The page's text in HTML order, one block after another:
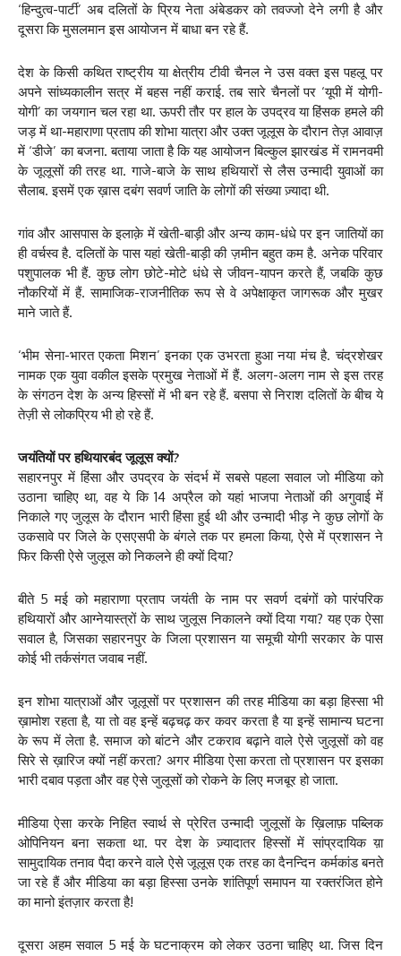
‘हिन्दुत्व-पार्टी’ अब दलितों के प्रिय नेता अंबेडकर को तवज्जो देने लगी है और
दूसरा कि मुसलमान इस आयोजन में बाधा बन रहे हैं.
देश के किसी कथित राष्ट्रीय या क्षेत्रीय टीवी चैनल ने उस वक्त इस पहलू पर
अपने सांध्यकालीन सत्र में बहस नहीं कराई. तब सारे चैनलों पर ‘यूपी में योगी-
योगी’ का जयगान चल रहा था. ऊपरी तौर पर हाल के उपद्रव या हिंसक हमले की
जड़ में था-महाराणा प्रताप की शोभा यात्रा और उक्त जूलूस के दौरान तेज़ आवाज़
में ‘डीजे’ का बजना. बताया जाता है कि यह आयोजन बिल्कुल झारखंड में रामनवमी
के जूलूसों की तरह था. गाजे-बाजे के साथ हथियारों से लैस उन्मादी युवाओं का
सैलाब. इसमें एक ख़ास दबंग सवर्ण जाति के लोगों की संख्या ज़्यादा थी.
गांव और आसपास के इलाक़े में खेती-बाड़ी और अन्य काम-धंधे पर इन जातियों का
ही वर्चस्व है. दलितों के पास यहां खेती-बाड़ी की ज़मीन बहुत कम है. अनेक परिवार
पशुपालक भी हैं. कुछ लोग छोटे-मोटे धंधे से जीवन-यापन करते हैं, जबकि कुछ
नौकरियों में हैं. सामाजिक-राजनीतिक रूप से वे अपेक्षाकृत जागरूक और मुखर
माने जाते हैं.
‘भीम सेना-भारत एकता मिशन’ इनका एक उभरता हुआ नया मंच है. चंद्रशेखर
नामक एक युवा वकील इसके प्रमुख नेताओं में हैं. अलग-अलग नाम से इस तरह
के संगठन देश के अन्य हिस्सों में भी बन रहे हैं. बसपा से निराश दलितों के बीच ये
तेज़ी से लोकप्रिय भी हो रहे हैं.
जयंतियों पर हथियारबंद जूलूस क्यों?
सहारनपुर में हिंसा और उपद्रव के संदर्भ में सबसे पहला सवाल जो मीडिया को
उठाना चाहिए था, वह ये कि 14 अप्रैल को यहां भाजपा नेताओं की अगुवाई में
निकाले गए जुलूस के दौरान भारी हिंसा हुई थी और उन्मादी भीड़ ने कुछ लोगों के
उकसावे पर जिले के एसएसपी के बंगले तक पर हमला किया, ऐसे में प्रशासन ने
फिर किसी ऐसे जुलूस को निकलने ही क्यों दिया?
बीते 5 मई को महाराणा प्रताप जयंती के नाम पर सवर्ण दबंगों को पारंपरिक
हथियारों और आग्नेयास्त्रों के साथ जुलूस निकालने क्यों दिया गया? यह एक ऐसा
सवाल है, जिसका सहारनपुर के जिला प्रशासन या समूची योगी सरकार के पास
कोई भी तर्कसंगत जवाब नहीं.
इन शोभा यात्राओं और जूलूसों पर प्रशासन की तरह मीडिया का बड़ा हिस्सा भी
ख़ामोश रहता है, या तो वह इन्हें बढ़चढ़ कर कवर करता है या इन्हें सामान्य घटना
के रूप में लेता है. समाज को बांटने और टकराव बढ़ाने वाले ऐसे जुलूसों को वह
सिरे से ख़ारिज क्यों नहीं करता? अगर मीडिया ऐसा करता तो प्रशासन पर इसका
भारी दबाव पड़ता और वह ऐसे जुलूसों को रोकने के लिए मजबूर हो जाता.
मीडिया ऐसा करके निहित स्वार्थ से प्रेरित उन्मादी जुलूसों के ख़िलाफ़ पब्लिक
ओपिनियन बना सकता था. पर देश के ज़्यादातर हिस्सों में सांप्रदायिक य़ा
सामुदायिक तनाव पैदा करने वाले ऐसे जूलूस एक तरह का दैनन्दिन कर्मकांड बनते
जा रहे हैं और मीडिया का बड़ा हिस्सा उनके शांतिपूर्ण समापन या रक्तरंजित होने
का मानो इंतज़ार करता है!
दूसरा अहम सवाल 5 मई के घटनाक्रम को लेकर उठना चाहिए था. जिस दिन